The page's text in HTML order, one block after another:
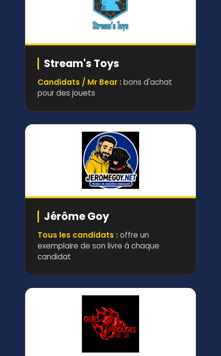
Stream's Toys
Candidats / Mr Bear :bons d'achat
pour des jouets
Jérôme Goy
Tous les candidats :offre un
exemplaire de son livre à chaque
candidat